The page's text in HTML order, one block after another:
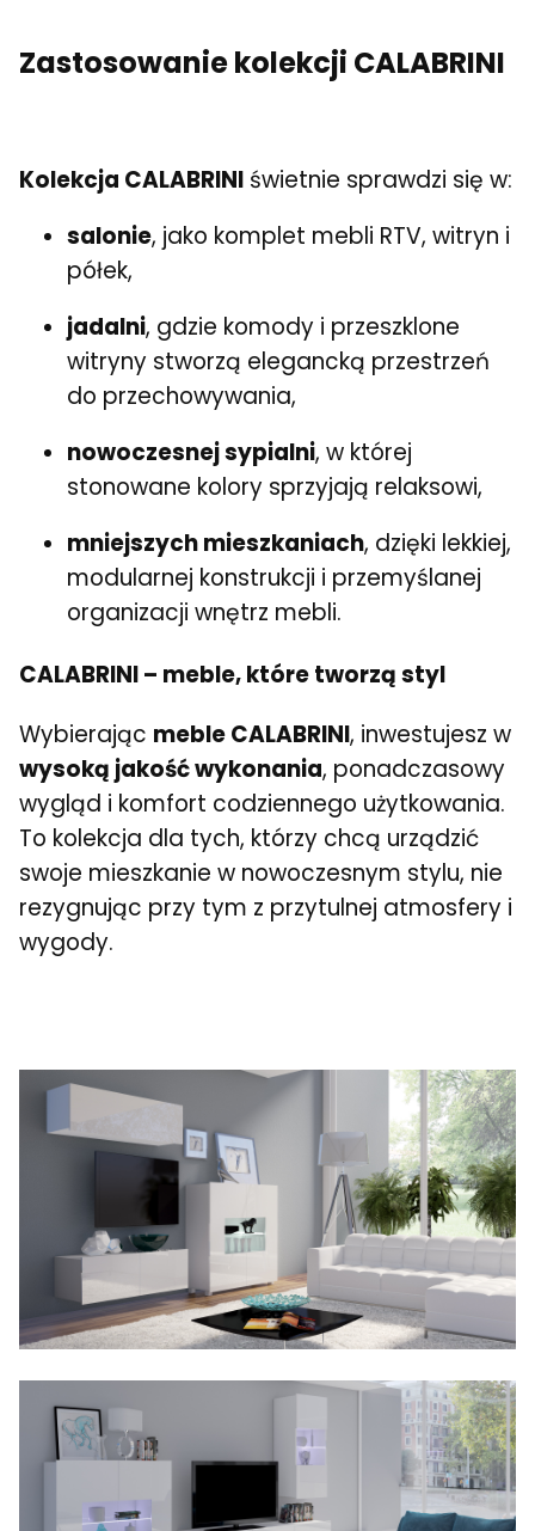
Zastosowanie kolekcji CALABRINI
Kolekcja CALABRINI świetnie sprawdzi się w:
salonie, jako komplet mebli RTV, witryn i
półek,
jadalni, gdzie komody i przeszklone
witryny stworzą elegancką przestrzeń
do przechowywania,
nowoczesnej sypialni, w której
stonowane kolory sprzyjają relaksowi,
mniejszych mieszkaniach, dzięki lekkiej,
modularnej konstrukcji i przemyślanej
organizacji wnętrz mebli.
CALABRINI – meble, które tworzą styl
Wybierając meble CALABRINI, inwestujesz w
wysoką jakość wykonania, ponadczasowy
wygląd i komfort codziennego użytkowania.
To kolekcja dla tych, którzy chcą urządzić
swoje mieszkanie w nowoczesnym stylu, nie
rezygnując przy tym z przytulnej atmosfery i
wygody.